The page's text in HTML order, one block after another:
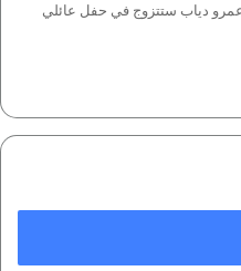
عمرو دياب ستتزوج في حفل عائلي